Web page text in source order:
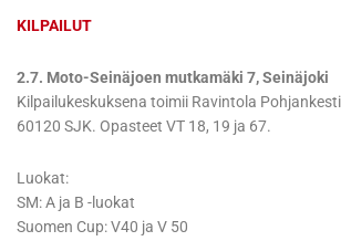
KILPAILUT
2.7. Moto-Seinäjoen mutkamäki 7, Seinäjoki
Kilpailukeskuksena toimii Ravintola
60120 SJK. Opasteet VT 18, 19 ja 67.
Luokat:
SM: A ja B -luokat
Suomen Cup: V40 ja V 50